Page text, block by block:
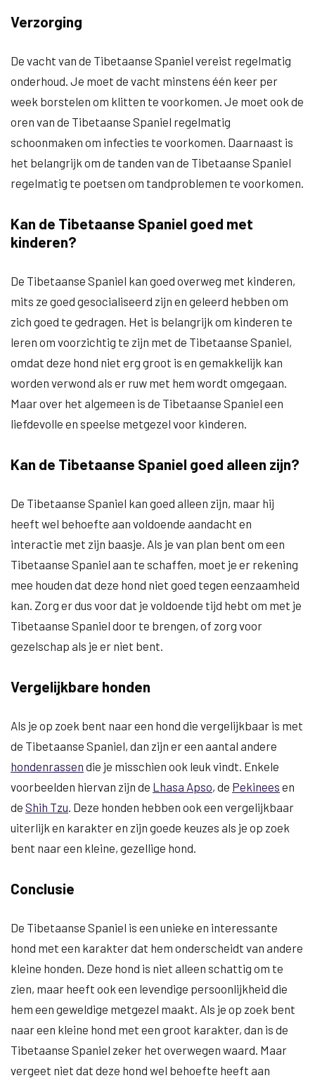
Verzorging
De vacht van de Tibetaanse Spaniel vereist regelmatig
onderhoud. Je moet de vacht minstens één keer per
week borstelen om klitten te voorkomen. Je moet ook de
oren van de Tibetaanse Spaniel regelmatig
schoonmaken om infecties te voorkomen. Daarnaast is
het belangrijk om de tanden van de Tibetaanse Spaniel
regelmatig te poetsen om tandproblemen te voorkomen.
Kan de Tibetaanse Spaniel goed met
kinderen?
De Tibetaanse Spaniel kan goed overweg met kinderen,
mits ze goed gesocialiseerd zijn en geleerd hebben om
zich goed te gedragen. Het is belangrijk om kinderen te
leren om voorzichtig te zijn met de Tibetaanse Spaniel,
omdat deze hond niet erg groot is en gemakkelijk kan
worden verwond als er ruw met hem wordt omgegaan.
Maar over het algemeen is de Tibetaanse Spaniel een
liefdevolle en speelse metgezel voor kinderen.
Kan de Tibetaanse Spaniel goed alleen zijn?
De Tibetaanse Spaniel kan goed alleen zijn, maar hij
heeft wel behoefte aan voldoende aandacht en
interactie met zijn baasje. Als je van plan bent om een
Tibetaanse Spaniel aan te schaffen, moet je er rekening
mee houden dat deze hond niet goed tegen eenzaamheid
kan. Zorg er dus voor dat je voldoende tijd hebt om met je
Tibetaanse Spaniel door te brengen, of zorg voor
gezelschap als je er niet bent.
Vergelijkbare honden
Als je op zoek bent naar een hond die vergelijkbaar is met
de Tibetaanse Spaniel, dan zijn er een aantal andere
hondenrassen die je misschien ook leuk vindt. Enkele
voorbeelden hiervan zijn de Lhasa Apso, de Pekinees en
de Shih Tzu. Deze honden hebben ook een vergelijkbaar
uiterlijk en karakter en zijn goede keuzes als je op zoek
bent naar een kleine, gezellige hond.
Conclusie
De Tibetaanse Spaniel is een unieke en interessante
hond met een karakter dat hem onderscheidt van andere
kleine honden. Deze hond is niet alleen schattig om te
zien, maar heeft ook een levendige persoonlijkheid die
hem een geweldige metgezel maakt. Als je op zoek bent
naar een kleine hond met een groot karakter, dan is de
Tibetaanse Spaniel zeker het overwegen waard. Maar
vergeet niet dat deze hond wel behoefte heeft aan